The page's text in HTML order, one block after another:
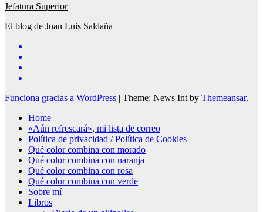
Jefatura Superior
El blog de Juan Luis Saldaña
Funciona gracias a WordPress | Theme: News Int by Themeansar.
Home
«Aún refrescará», mi lista de correo
Política de privacidad / Política de Cookies
Qué color combina con morado
Qué color combina con naranja
Qué color combina con rosa
Qué color combina con verde
Sobre mí
Libros